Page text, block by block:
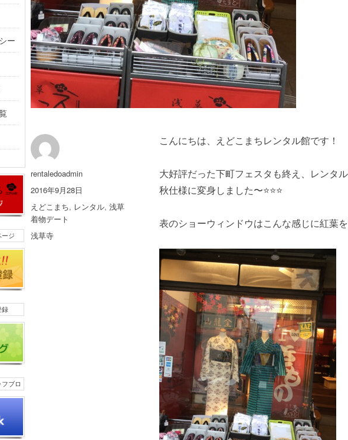
こんにちは、えどこまちレンタル館です！
大好評だった下町フェスタも終え、レンタ
秋仕様に変身しました〜⭐️⭐️⭐️
表のショーウィンドウはこんな感じに紅葉
投
稿
rentaledoadmin
投
稿
日:
2016年9月28日
カ
テ
ゴ
リ
えどこまち, レンタル, 浅草
着物デート
タ
浅草寺
ー
ージ
録
ブロ